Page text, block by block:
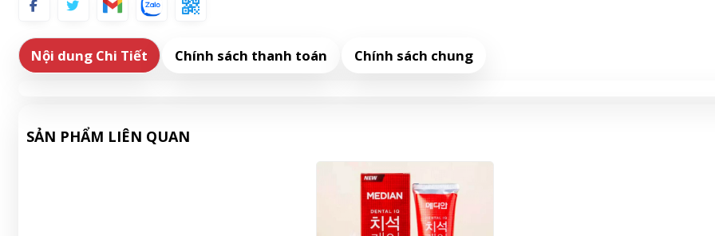
Nội dung Chi Tiết Chính sách thanh toán Chính sách chung
SẢN PHẨM LIÊN QUAN